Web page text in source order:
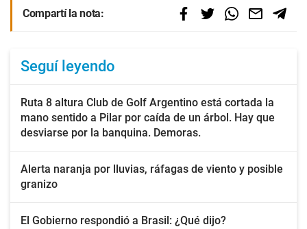
Compartí la nota:
Seguí leyendo
Ruta 8 altura Club de Golf Argentino está cortada la
mano sentido a Pilar por caída de un árbol. Hay que
desviarse por la banquina. Demoras.
Alerta naranja por lluvias, ráfagas de viento y posible
granizo
El Gobierno respondió a Brasil: ¿Qué dijo?